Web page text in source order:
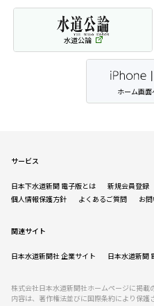
水道公論
ホーム画
サービス
日本下水道新聞 電子版とは 新規会員登録
個人情報保護方針
よくあるご質問 お
関連サイト
日本水道新聞社 企業サイト 日本水道新聞
株式会社日本水道新聞社ホームページに掲載
内容は、著作権法並びに国際条約により保護